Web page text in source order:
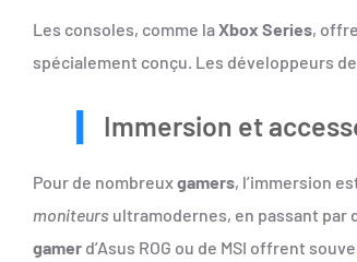
Les consoles, comme laXbox Series,
spécialement conçu. Les développeurs
Immersion et
Pour de nombreuxgamers, l’immersion
moniteurs ultramodernes, en passant
gamer d’Asus ROG ou de MSI offrent